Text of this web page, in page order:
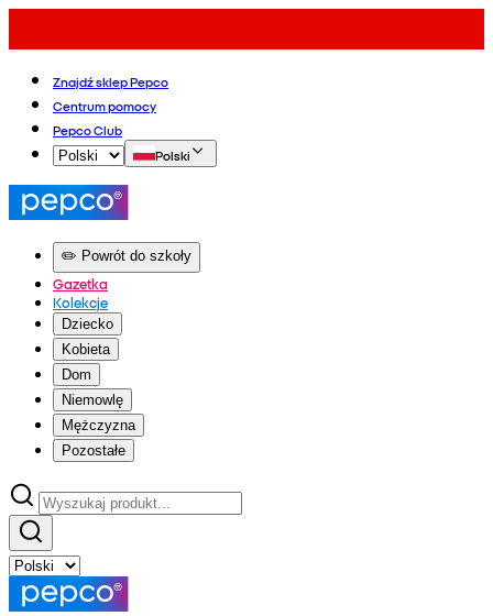
Znajdź sklep Pepco
Centrum pomocy
Pepco Club
Polski
✏️ Powrót do szkoły
Gazetka
Kolekcje
Dziecko
Kobieta
Dom
Niemowlę
Mężczyzna
Pozostałe